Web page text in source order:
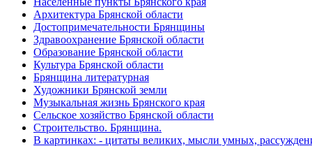
Архитектура Брянской области
Достопримечательности Брянщины
Здравоохранение Брянской области
Образование Брянской области
Культура Брянской области
Брянщина литературная
Художники Брянской земли
Музыкальная жизнь Брянского края
Сельское хозяйство Брянской области
Строительство. Брянщина.
В картинках: - цитаты великих, мысли умных,